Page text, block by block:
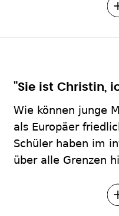
"Sie ist Christin,
Wie können junge
als Europäer
Schüler haben im
über alle Grenzen